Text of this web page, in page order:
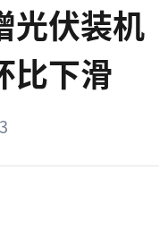
光伏装机
比下滑